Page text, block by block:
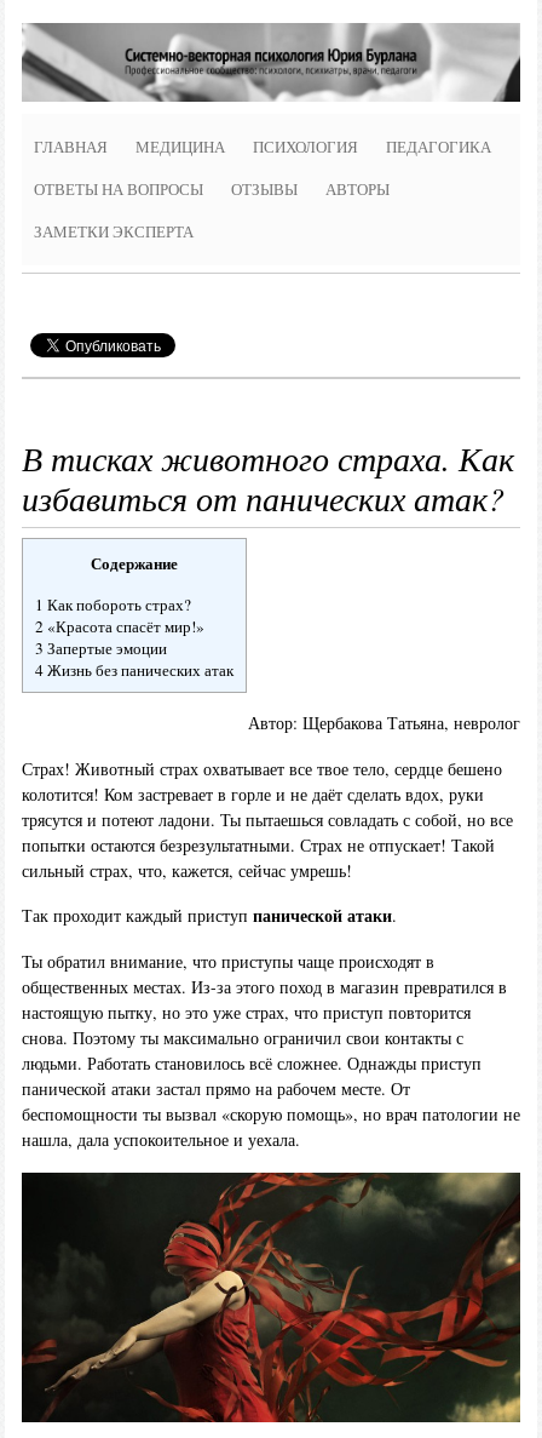
ГЛАВНАЯ МЕДИЦИНА ПСИХОЛОГИЯ ПЕДАГОГИКА
ОТВЕТЫ НА ВОПРОСЫ ОТЗЫВЫ АВТОРЫ
ЗАМЕТКИ ЭКСПЕРТА
В тисках животного страха. Как
избавиться от панических атак?
Содержание
1 Как побороть страх?
2 «Красота спасёт мир!»
3 Запертые эмоции
4 Жизнь без панических атак
Автор: Щербакова Татьяна, невролог
Страх! Животный страх охватывает все твое тело, сердце бешено
колотится! Ком застревает в горле и не даёт сделать вдох, руки
трясутся и потеют ладони. Ты пытаешься совладать с собой, но все
попытки остаются безрезультатными. Страх не отпускает! Такой
сильный страх, что, кажется, сейчас умрешь!
Так проходит каждый приступ панической атаки.
Ты обратил внимание, что приступы чаще происходят в
общественных местах. Из-за этого поход в магазин превратился в
настоящую пытку, но это уже страх, что приступ повторится
снова. Поэтому ты максимально ограничил свои контакты с
людьми. Работать становилось всё сложнее. Однажды приступ
панической атаки застал прямо на рабочем месте. От
беспомощности ты вызвал «скорую помощь», но врач патологии не
нашла, дала успокоительное и уехала.